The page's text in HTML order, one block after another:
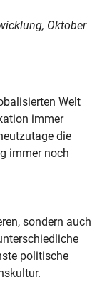
Oktober
Welt
immer
die
immer noch
sondern auch
politische